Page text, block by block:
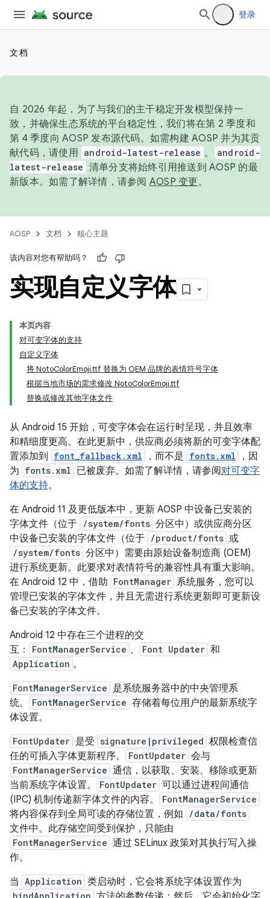
登录
文档
自 2026 年起，为了与我们的主干稳定开发模型保持一
致，并确保生态系统的平台稳定性，我们将在第 2 季度和
第 4 季度向 AOSP 发布源代码。如需构建 AOSP 并为其贡
献代码，请使用 android-latest-release 。
android-
latest-release 清单分支将始终引用推送到 AOSP 的最
新版本。如需了解详情，请参阅 AOSP 变更。
AOSP 文档 核心主题
该内容对您有帮助吗？
实现自定义字体
本页内容
对可变字体的支持
自定义字体
将 NotoColorEmoji.ttf 替换为 OEM 品牌的表情符号字体
根据当地市场的需求修改 NotoColorEmoji.ttf
替换或修改其他字体文件
从 Android 15 开始，可变字体会在运行时呈现，并且效率
和精细度更高。在此更新中，供应商必须将新的可变字体配
置添加到
font_fallback.xml ，而不是 fonts.xml
，因
为 fonts.xml 已被废弃。如需了解详情，请参阅对可变字
体的支持。
在 Android 11 及更低版本中，更新 AOSP 中设备已安装的
字体文件（位于 /system/fonts 分区中）或供应商分区
中设备已安装的字体文件（位于 /product/fonts 或
/system/fonts 分区中）需要由原始设备制造商 (OEM)
进行系统更新。此要求对表情符号的兼容性具有重大影响。
在 Android 12 中，借助 FontManager 系统服务，您可以
管理已安装的字体文件，并且无需进行系统更新即可更新设
备已安装的字体文件。
Android 12 中存在三个进程的交
互：
FontManagerService 、 Font Updater 和
Application 。
FontManagerService 是系统服务器中的中央管理系
统。
FontManagerService 存储着每位用户的最新系统字
体设置。
FontUpdater 是受 signature|privileged 权限检查信
任的可插入字体更新程序。
FontUpdater 会与
FontManagerService 通信，以获取、安装、移除或更新
当前系统字体设置。
FontUpdater 可以通过进程间通信
(IPC) 机制传递新字体文件的内容。
FontManagerService
将内容保存到全局可读的存储位置，例如 /data/fonts
文件中。此存储空间受到保护，只能由
FontManagerService 通过 SELinux 政策对其执行写入操
作。
当 Application 类启动时，它会将系统字体设置作为